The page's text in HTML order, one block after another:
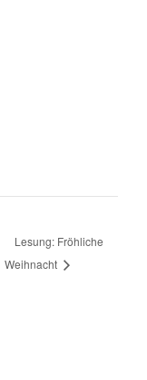
Lesung: Fröhliche
Weihnacht